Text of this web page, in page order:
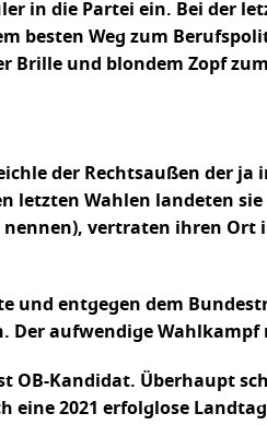
in die Partei ein. Bei der
besten Weg zum
Brille und blondem Zopf
der Rechtsaußen der ja
letzten Wahlen landeten
nennen), vertraten ihren
entgegen dem
aufwendige
OB-Kandidat. Überhaupt
eine 2021 erfolglose